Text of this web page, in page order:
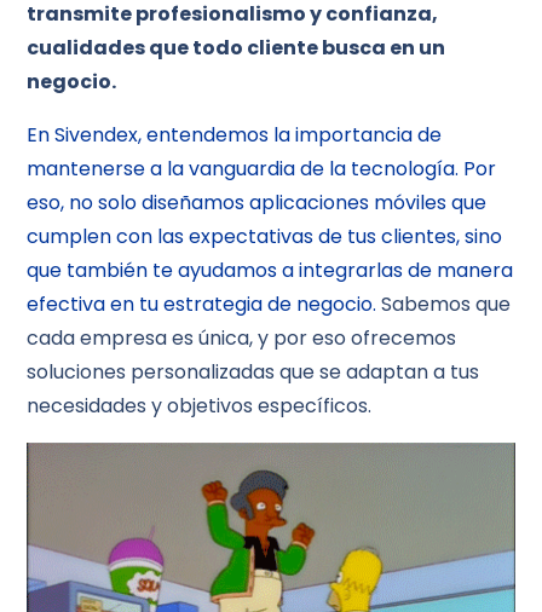
transmite profesionalismo y confianza,
cualidades que todo cliente busca en un
negocio.
En Sivendex, entendemos la importancia de
mantenerse a la vanguardia de la tecnología. Por
eso, no solo diseñamos aplicaciones móviles que
cumplen con las expectativas de tus clientes, sino
que también te ayudamos a integrarlas de manera
efectiva en tu estrategia de negocio. Sabemos que
cada empresa es única, y por eso ofrecemos
soluciones personalizadas que se adaptan a tus
necesidades y objetivos específicos.